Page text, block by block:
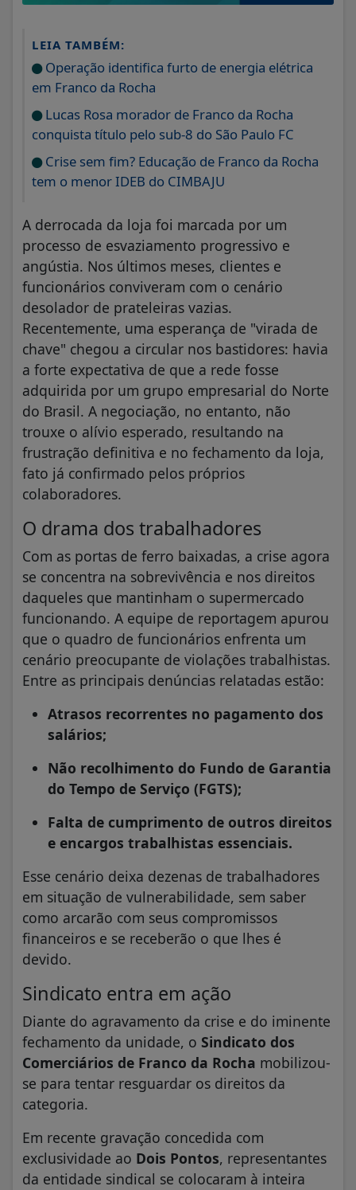
LEIA TAMBÉM:
Operação identifica furto de energia elétrica
em Franco da Rocha
Lucas Rosa morador de Franco da Rocha
conquista título pelo sub-8 do São Paulo FC
Crise sem fim? Educação de Franco da Rocha
tem o menor IDEB do CIMBAJU
A derrocada da loja foi marcada por um
processo de esvaziamento progressivo e
angústia. Nos últimos meses, clientes e
funcionários conviveram com o cenário
desolador de prateleiras vazias.
Recentemente, uma esperança de "virada de
chave" chegou a circular nos bastidores: havia
a forte expectativa de que a rede fosse
adquirida por um grupo empresarial do Norte
do Brasil. A negociação, no entanto, não
trouxe o alívio esperado, resultando na
frustração definitiva e no fechamento da loja,
fato já confirmado pelos próprios
colaboradores.
O drama dos trabalhadores
Com as portas de ferro baixadas, a crise agora
se concentra na sobrevivência e nos direitos
daqueles que mantinham o supermercado
funcionando. A equipe de reportagem apurou
que o quadro de funcionários enfrenta um
cenário preocupante de violações trabalhistas.
Entre as principais denúncias relatadas estão:
Atrasos recorrentes no pagamento dos
salários;
Não recolhimento do Fundo de Garantia
do Tempo de Serviço (FGTS);
Falta de cumprimento de outros direitos
e encargos trabalhistas essenciais.
Esse cenário deixa dezenas de trabalhadores
em situação de vulnerabilidade, sem saber
como arcarão com seus compromissos
financeiros e se receberão o que lhes é
devido.
Sindicato entra em ação
Diante do agravamento da crise e do iminente
fechamento da unidade, o Sindicato dos
Comerciários de Franco da Rocha mobilizou-
se para tentar resguardar os direitos da
categoria.
Em recente gravação concedida com
exclusividade ao Dois Pontos, representantes
da entidade sindical se colocaram à inteira